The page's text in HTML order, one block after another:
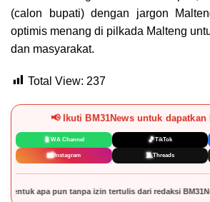
(calon bupati) dengan jargon
optimis menang di pilkada Malteng
dan masyarakat.
Total View: 237
📢 Ikuti BM31News untuk dapatkan
📱WA Channel 🎵TikTok
📸Instagram 🧵Threads
dari redaksi BM31News.com.